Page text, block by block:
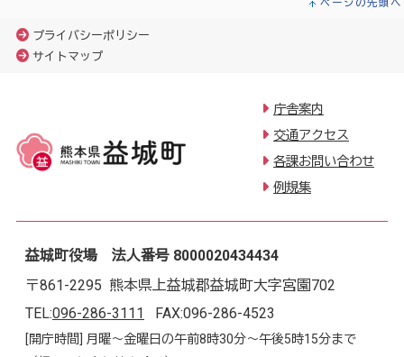
プライバシーポリシー
サイトマップ
庁舎案内
交通アクセス
各課お問い合わせ
例規集
益城町役場 法人番号 8000020434434
〒861-2295 熊本県上益城郡益城町大字宮園702
TEL:096-286-3111 FAX:096-286-4523
[開庁時間] 月曜～金曜日の午前8時30分～午後5時15分まで